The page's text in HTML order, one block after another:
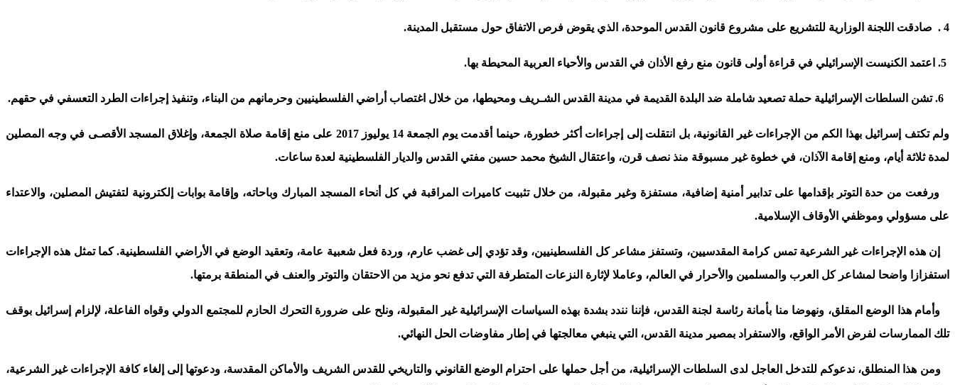
4 . صادقت اللجنة الوزارية للتشريع على مشروع قانون القدس الموحدة، الذي يقوض فرص الاتفاق حول مستقبل المدينة.
ولم تكتف إسرائيل بهذا الكم من الإجراءات غير القانونية، بل انتقلت إلى إجراءات أكثر خطورة، حينما أقدمت يوم الجمعة 14 يوليوز 2017 على منع إقامة صلاة الجمعة، وإغلاق المسجد الأقصـى في وجه المصلين
لمدة ثلاثة أيام، ومنع إقامة الآذان، في خطوة غير مسبوقة منذ نصف قرن، واعتقال الشيخ محمد حسين مفتي القدس والديار الفلسطينية لعدة ساعات.
ورفعت من حدة التوتر بإقدامها على تدابير أمنية إضافية، مستفزة وغير مقبولة، من خلال تثبيت كاميرات المراقبة في كل أنحاء المسجد المبارك وباحاته، وإقامة بوابات إلكترونية لتفتيش المصلين، والاعتداء
على مسؤولي وموظفي الأوقاف الإسلامية.
إن هذه الإجراءات غير الشرعية تمس كرامة المقدسيين، وتستفز مشاعر كل الفلسطينيين، وقد تؤدي إلى غضب عارم، وردة فعل شعبية عامة، وتعقيد الوضع في الأراضي الفلسطينية. كما تمثل هذه الإجراءات
استفزازا واضحا لمشاعر كل العرب والمسلمين والأحرار في العالم، وعاملا لإثارة النزعات المتطرفة التي تدفع نحو مزيد من الاحتقان والتوتر والعنف في المنطقة برمتها.
وأمام هذا الوضع المقلق، ونهوضا منا بأمانة رئاسة لجنة القدس، فإننا نندد بشدة بهذه السياسات الإسرائيلية غير المقبولة، ونلح على ضرورة التحرك الحازم للمجتمع الدولي وقواه الفاعلة، لإلزام إسرائيل بوقف
تلك الممارسات لفرض الأمر الواقع، والاستفراد بمصير مدينة القدس، التي ينبغي معالجتها في إطار مفاوضات الحل النهائي.
ومن هذا المنطلق، ندعوكم للتدخل العاجل لدى السلطات الإسرائيلية، من أجل حملها على احترام الوضع القانوني والتاريخي للقدس الشريف والأماكن المقدسة، ودعوتها إلى إلغاء كافة الإجراءات غير الشرعية،